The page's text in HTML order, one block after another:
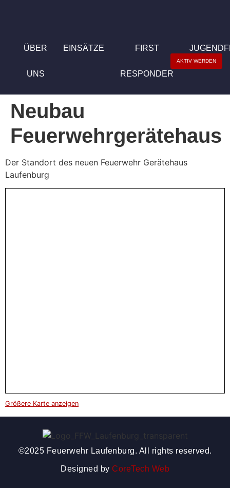
ÜBER
UNS
EINSÄTZE FIRST
RESPONDER
AKTIV WERDEN
Neubau
Feuerwehrgerätehaus
Der Standort des neuen Feuerwehr Gerätehaus
Laufenburg
Größere Karte anzeigen
©2025 Feuerwehr Laufenburg. All rights reserved.
Designed by CoreTech Web